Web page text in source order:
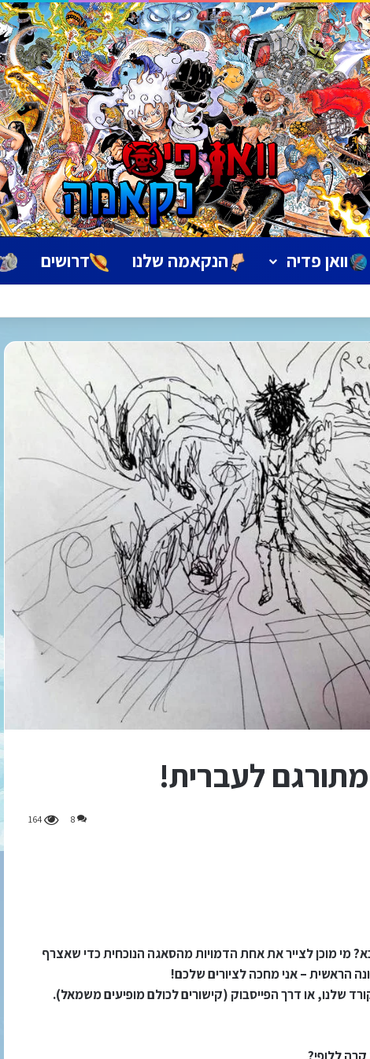
וואן פדיה הנקאמה שלנו דרושים
8
164
מוכן לצייר את אחת הדמויות מהסאגה הנוכחית כדי שאצרף
הראשית – אני מחכה לציורים שלכם!
שלנו, או דרך הפייסבוק (קישורים לכולם מופיעים משמאל).